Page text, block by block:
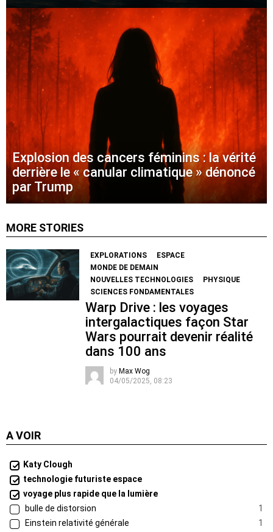
Explosion des cancers féminins : la vérité
derrière le « canular climatique » dénoncé
par Trump
MORE STORIES
EXPLORATIONS
ESPACE
MONDE DE DEMAIN
NOUVELLES TECHNOLOGIES
PHYSIQUE
SCIENCES FONDAMENTALES
Warp Drive : les voyages
intergalactiques façon Star
Wars pourrait devenir réalité
dans 100 ans
by Max Wog
04/05/2025, 08:23
A VOIR
Katy Clough
technologie futuriste espace
voyage plus rapide que la lumière
bulle de distorsion
1
Einstein relativité générale
1